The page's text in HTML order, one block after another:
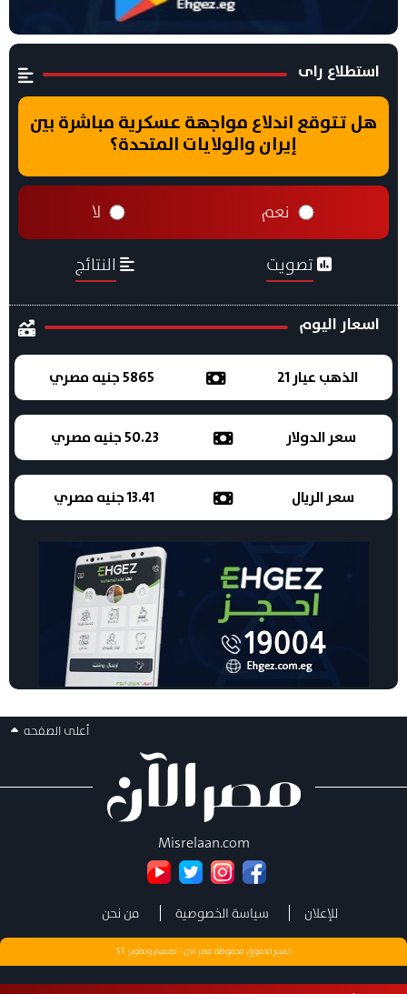
استطلاع راى
هل تتوقع اندلاع مواجهة عسكرية مباشرة بين
إيران والولايات المتحدة؟
نعم لا
تصويت النتائج
اسعار اليوم
الذهب عيار 21 5865 جنيه مصري
سعر الدولار 50.23 جنيه مصري
سعر الريال 13.41 جنيه مصري
أعلى الصفحه
Misrelaan.com
للإعلان سياسة الخصوصية من نحن
جميع الحقوق محفوظة مصر الان - تصميم وتطويرST